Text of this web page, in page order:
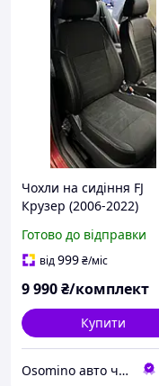
Чохли на сидіння FJ
Крузер (2006-2022)
шкіра і антара oso
Готово до відправки
від999₴/міс
9 990₴/комплект
Купити
Osomino авто чохли